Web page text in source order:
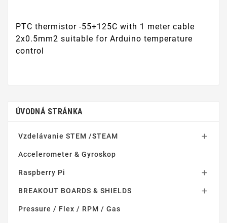
PTC thermistor -55+125C with 1 meter cable
2x0.5mm2 suitable for Arduino temperature
control
ÚVODNÁ STRÁNKA
Vzdelávanie STEM /STEAM 
Accelerometer & Gyroskop
Raspberry Pi 
BREAKOUT BOARDS & SHIELDS 
Pressure / Flex / RPM / Gas